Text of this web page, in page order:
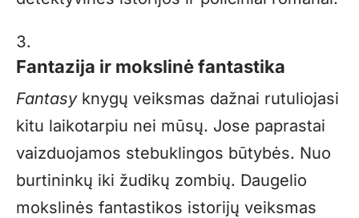
Fantazija ir mokslinė fantastika
Fantasyknygų veiksmas dažnai rutuliojasi
kitu laikotarpiu nei mūsų. Jose paprastai
vaizduojamos stebuklingos būtybės. Nuo
burtininkų iki žudikų zombių. Daugelio
mokslinės fantastikos istorijų veiksmas